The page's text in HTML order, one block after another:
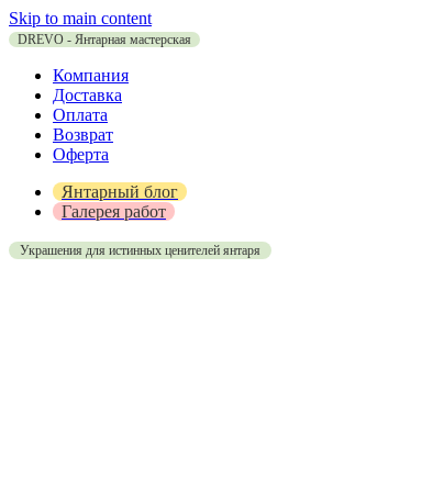
Skip to main content
DREVO - Янтарная мастерская
Компания
Доставка
Оплата
Возврат
Оферта
Янтарный блог
Галерея работ
Украшения для истинных ценителей янтаря